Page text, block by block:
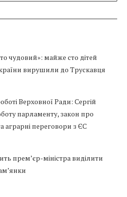
чудовий»: майже сто дітей
вирушили до Трускавця
Верховної Ради: Сергій
парламенту, закон про
аграрні переговори з ЄС
прем’єр-міністра виділити